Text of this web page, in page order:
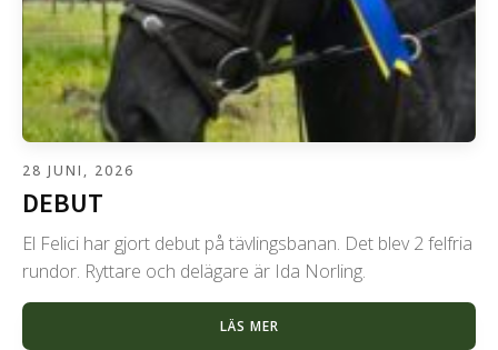
28 JUNI, 2026
DEBUT
El Felici har gjort debut på tävlingsbanan. Det blev 2 felfria
rundor. Ryttare och delägare är Ida Norling.
LÄS MER